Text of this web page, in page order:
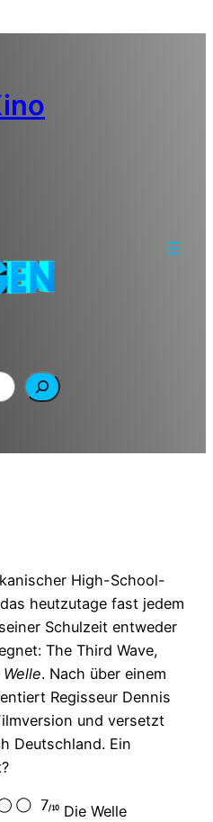
High-School-
heutzutage fast jedem
Schulzeit entweder
The Third Wave,
. Nach über einem
Regisseur Dennis
und versetzt
Deutschland. Ein
Die Welle